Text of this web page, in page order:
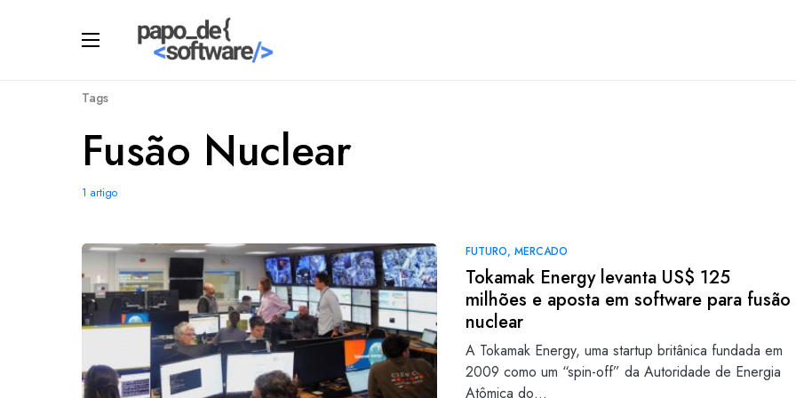
Tags
Fusão Nuclear
1 artigo
FUTURO MERCADO
Tokamak Energy levanta US$ 125
milhões e aposta em software para fusão
nuclear
A Tokamak Energy, uma startup britânica fundada em
2009 como um “spin-off” da Autoridade de Energia
Atômica do…